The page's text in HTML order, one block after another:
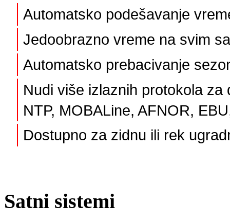
Automatsko podešavanje
Jedoobrazno vreme na svim
Automatsko prebacivanje
Nudi više izlaznih protokola
NTP, MOBALine, AFNOR,
Dostupno za zidnu ili rek
Satni sistemi